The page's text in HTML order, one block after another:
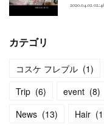
2020.04.02
カテゴリ
コスケ フレブル (1)
Trip (6) event (8)
News (13) Hair (